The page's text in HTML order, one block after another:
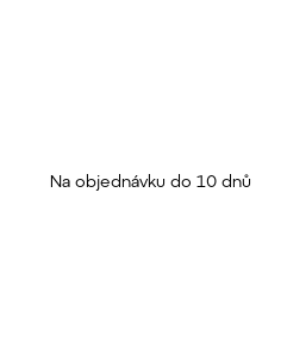
Na objednávku do 10 dnů